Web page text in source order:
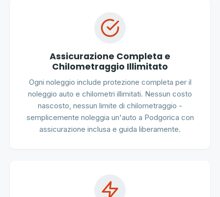
Assicurazione Completa e
Chilometraggio Illimitato
Ogni noleggio include protezione completa per il
noleggio auto e chilometri illimitati. Nessun costo
nascosto, nessun limite di chilometraggio -
semplicemente noleggia un'auto a Podgorica con
assicurazione inclusa e guida liberamente.